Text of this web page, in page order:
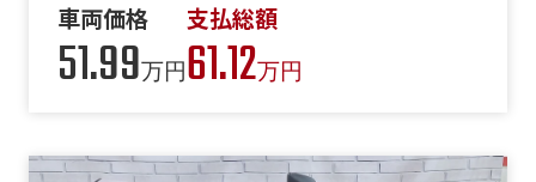
車両価格
51.99万円
支払総額
61.12万円